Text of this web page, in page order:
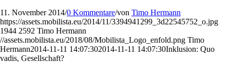
11. November 2014/0 Kommentare/von Timo Hermann
https://assets.mobilista.eu/2014/11/3394941299_3d22545752_o.jpg
1944 2592 Timo Hermann
//assets.mobilista.eu/2018/08/Mobilista_Logo_enfold.png Timo
Hermann2014-11-11 14:07:302014-11-11 14:07:30Inklusion: Quo
vadis, Gesellschaft?